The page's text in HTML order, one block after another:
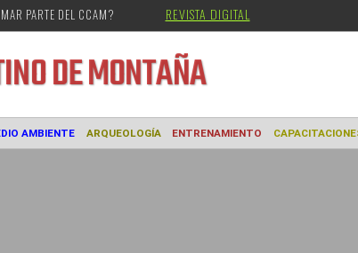
PARTE DEL CCAM? REVISTA DIGITAL
DE MONTAÑA
MEDIO AMBIENTE ARQUEOLOGÍA ENTRENAMIENTO